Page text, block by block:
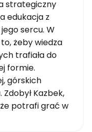
strategiczny
edukacja z
sercu. W
żeby wiedza
trafiała do
formie.
górskich
Kazbek,
że potrafi grać w